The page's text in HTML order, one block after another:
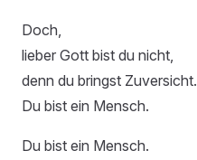
Doch,
lieber Gott bist du nicht,
denn du bringst Zuversicht.
Du bist ein Mensch.
Du bist ein Mensch.